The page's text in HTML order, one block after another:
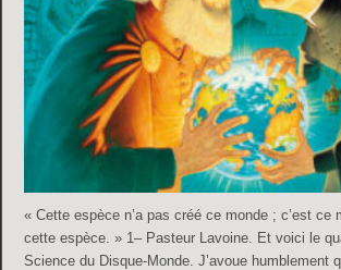
« Cette espèce n’a pas créé ce monde ; c’est ce
cette espèce. » 1– Pasteur Lavoine. Et voici le
Science du Disque-Monde. J’avoue humblement